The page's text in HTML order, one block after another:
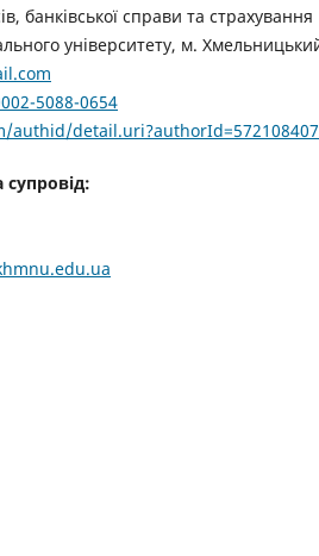
банківської справи та страхування
університету, м.
5088-0654
authid/
супровід: